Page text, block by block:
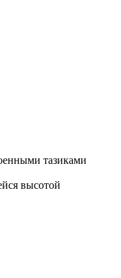
тазиками
высотой